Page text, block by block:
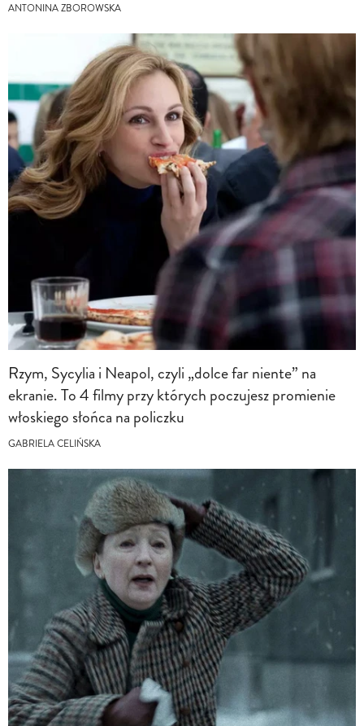
ANTONINA ZBOROWSKA
Rzym, Sycylia i Neapol, czyli „dolce far niente” na
ekranie. To 4 filmy przy których poczujesz promienie
włoskiego słońca na policzku
GABRIELA CELIŃSKA